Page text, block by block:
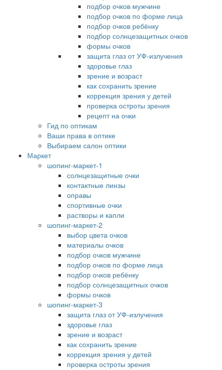
подбор очков мужчине
подбор очков по форме лица
подбор очков ребёнку
подбор солнцезащитных очков
формы очков
защита глаз от УФ-излучения
здоровье глаз
зрение и возраст
как сохранить зрение
коррекция зрения у детей
проверка остроты зрения
рецепт на очки
Гид по оптикам
Ваши права в оптике
Выбираем салон оптики
Маркет
шопинг-маркет-1
солнцезащитные очки
контактные линзы
оправы
спортивные очки
растворы и капли
шопинг-маркет-2
выбор цвета очков
материалы очков
подбор очков мужчине
подбор очков по форме лица
подбор очков ребёнку
подбор солнцезащитных очков
формы очков
шопинг-маркет-3
защита глаз от УФ-излучения
здоровье глаз
зрение и возраст
как сохранить зрение
коррекция зрения у детей
проверка остроты зрения